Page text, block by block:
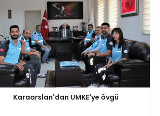
Karaarslan'dan UMKE'ye övgü